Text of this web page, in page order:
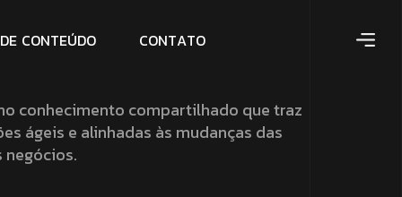
DE CONTEÚDO CONTATO
conhecimento compartilhado que traz
ágeis e alinhadas às mudanças das
negócios.